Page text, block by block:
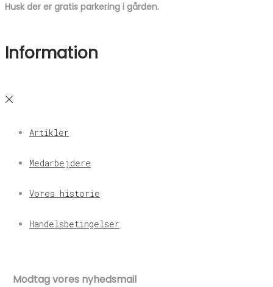
Husk der er gratis parkering i gården.
Information
Artikler
Medarbejdere
Vores historie
Handelsbetingelser
Modtag vores nyhedsmail